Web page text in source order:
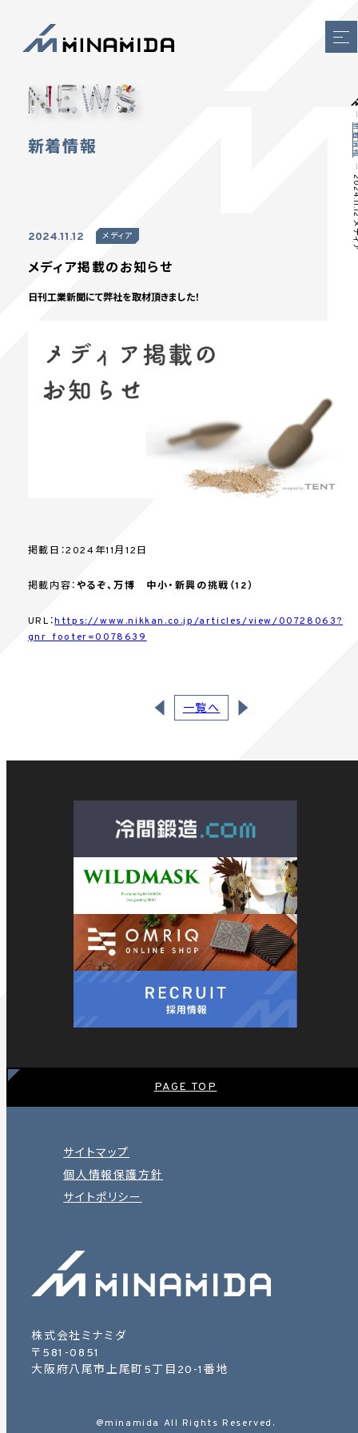
新着情報 新
2024.11.12 メディア
メディア掲載のお知らせ
日刊工業新聞にて弊社を取材頂きました！
掲載日：2024年11月12日
掲載内容：やるぞ、万博 中小・新興の挑戦（12）
URL：https://www.nikkan.co.jp/articles/view/00728063?
gnr_footer=0078639
一覧へ
PAGE TOP
株式会社ミナミダ
〒581-0851
大阪府八尾市上尾町5丁目20-1番地
@minamida All Rights Reserved.
サイトマップ
個人情報保護方針
サイトポリシー